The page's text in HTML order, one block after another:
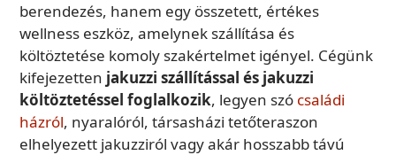
berendezés, hanem egy összetett, értékes
wellness eszköz, amelynek szállítása és
költöztetése komoly szakértelmet igényel. Cégünk
kifejezetten jakuzzi szállítással és jakuzzi
költöztetéssel foglalkozik, legyen szó családi
házról, nyaralóról, társasházi tetőteraszon
elhelyezett jakuzziról vagy akár hosszabb távú